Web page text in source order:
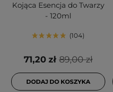
Kojąca Esencja do Twarzy
- 120ml
104
89,00 zł
71,20 zł
DODAJ DO KOSZYKA